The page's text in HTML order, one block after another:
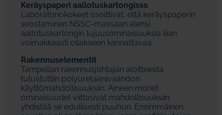
Keräyspaperi aallotuskartongissa
Laboratoriokokeet osoittivat, että keräyspaperin
seostaminen NSSC-massaan alensi
aallotuskartongin lujuusominaisuuksia liian
voimakkaasti ollakseen kannattavaa.
Rakennuselementit
Tampellan rakennusjohtajan aloitteesta
tutustuttiin polyuretaanivaahdon
käyttömahdollisuuksiin. Aineen monet
ominaisuudet viittasivat mahdollisuuksiin
yhdistää se edullisesti puuhun. Ensimmäinen